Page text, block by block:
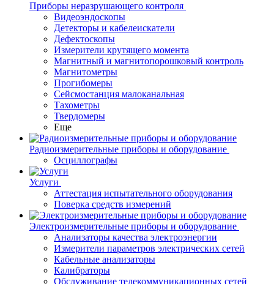
Приборы неразрушающего контроля
Видеоэндоскопы
Детекторы и кабелеискатели
Дефектоскопы
Измерители крутящего момента
Магнитный и магнитопорошковый контроль
Магнитометры
Прогибомеры
Сейсмостанция малоканальная
Тахометры
Твердомеры
Еще
Радиоизмерительные приборы и оборудование
Осциллографы
Услуги
Аттестация испытательного оборудования
Поверка средств измерений
Электроизмерительные приборы и оборудование
Анализаторы качества электроэнергии
Измерители параметров электрических сетей
Кабельные анализаторы
Калибраторы
Обслуживание телекоммуникационных сетей